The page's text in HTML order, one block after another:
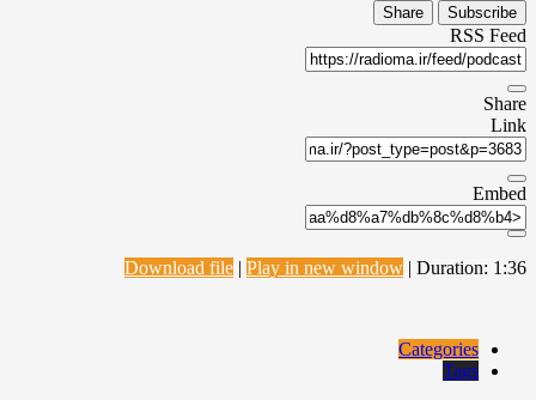
Subscribe
Share
RSS Feed
Share
Link
Embed
Download file | Play in new window | Duration: 1:36
Categories
Tags